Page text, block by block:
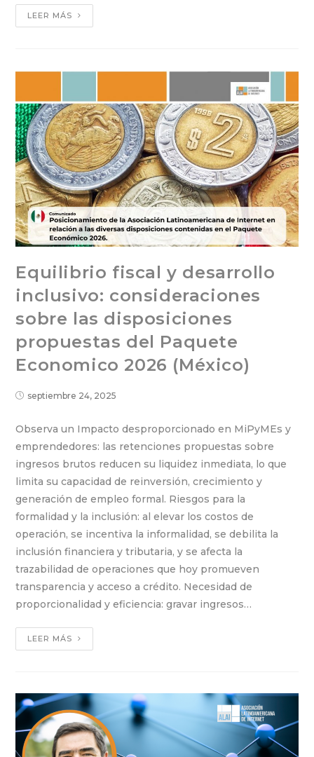
LEER MÁS
Equilibrio fiscal y desarrollo
inclusivo: consideraciones
sobre las disposiciones
propuestas del Paquete
Economico 2026 (México)
septiembre 24, 2025
Observa un Impacto desproporcionado en MiPyMEs y
emprendedores: las retenciones propuestas sobre
ingresos brutos reducen su liquidez inmediata, lo que
limita su capacidad de reinversión, crecimiento y
generación de empleo formal. Riesgos para la
formalidad y la inclusión: al elevar los costos de
operación, se incentiva la informalidad, se debilita la
inclusión financiera y tributaria, y se afecta la
trazabilidad de operaciones que hoy promueven
transparencia y acceso a crédito. Necesidad de
proporcionalidad y eficiencia: gravar ingresos…
LEER MÁS